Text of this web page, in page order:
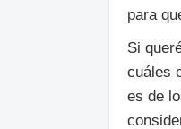
para
Si
cuáles
es de